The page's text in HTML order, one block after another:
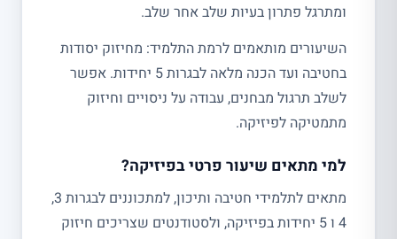
ומתרגל פתרון בעיות שלב אחר שלב.
השיעורים מותאמים לרמת התלמיד: מחיזוק יסודות
בחטיבה ועד הכנה מלאה לבגרות 5 יחידות. אפשר
לשלב תרגול מבחנים, עבודה על ניסויים וחיזוק
מתמטיקה לפיזיקה.
למי מתאים שיעור פרטי בפיזיקה?
מתאים לתלמידי חטיבה ותיכון, למתכוננים לבגרות 3,
4 ו 5 יחידות בפיזיקה, ולסטודנטים שצריכים חיזוק